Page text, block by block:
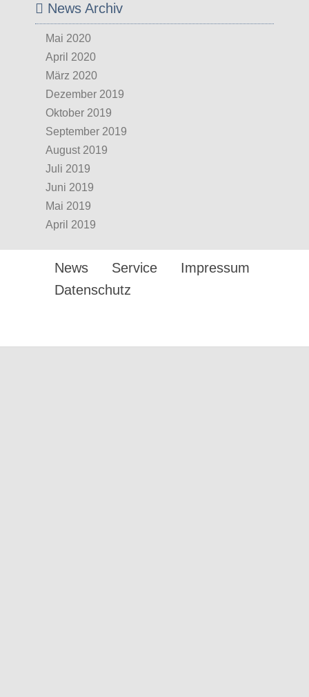
News Archiv
Mai 2020
April 2020
März 2020
Dezember 2019
Oktober 2019
September 2019
August 2019
Juli 2019
Juni 2019
Mai 2019
April 2019
News Service
Impressum
Datenschutz